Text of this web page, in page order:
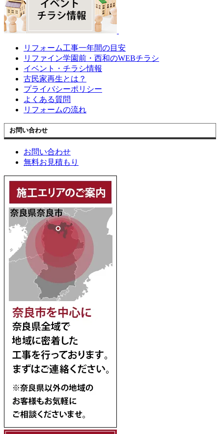
リフォーム工事一年間の目安
リファイン学園前・西和のWEBチラシ
イベント・チラシ情報
古民家再生とは？
プライバシーポリシー
よくある質問
リフォームの流れ
お問い合わせ
お問い合わせ
無料お見積もり